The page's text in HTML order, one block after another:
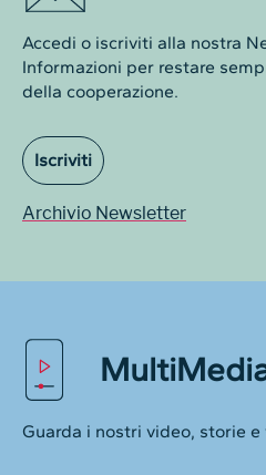
Accedi o iscriviti alla nostra
Informazioni per restare
della cooperazione.
Iscriviti
Archivio Newsletter
Guarda i nostri video, storie e